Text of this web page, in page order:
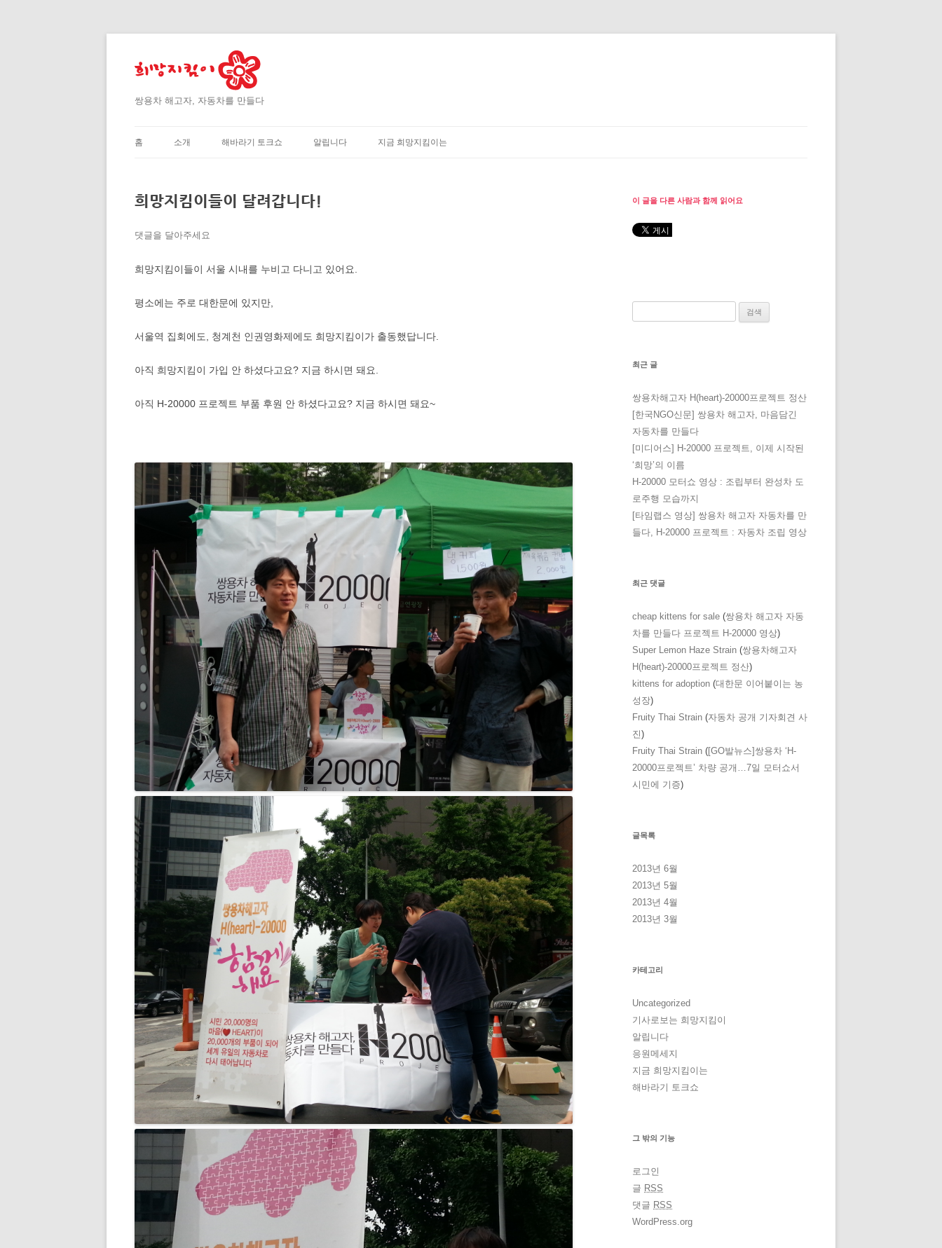
쌍용차 해고자, 자동차를 만들다
홈 소개 해바라기 토크쇼 알립니다 지금 희망지킴이는
희망지킴이들이 달려갑니다!
댓글을 달아주세요
희망지킴이들이 서울 시내를 누비고 다니고 있어요.
평소에는 주로 대한문에 있지만,
서울역 집회에도, 청계천 인권영화제에도 희망지킴이가 출동했답니다.
아직 희망지킴이 가입 안 하셨다고요? 지금 하시면 돼요.
아직 H-20000 프로젝트 부품 후원 안 하셨다고요? 지금 하시면 돼요~
이 글을 다른 사람과 함께 읽어요
최근 글
쌍용차해고자 H(heart)-20000프로젝트 정산
[한국NGO신문] 쌍용차 해고자, 마음담긴
자동차를 만들다
[미디어스] H-20000 프로젝트, 이제 시작된
‘희망’의 이름
H-20000 모터쇼 영상 : 조립부터 완성차 도
로주행 모습까지
[타임랩스 영상] 쌍용차 해고자 자동차를 만
들다, H-20000 프로젝트 : 자동차 조립 영상
최근 댓글
cheap kittens for sale (쌍용차 해고자 자동
차를 만들다 프로젝트 H-20000 영상)
Super Lemon Haze Strain (쌍용차해고자
H(heart)-20000프로젝트 정산)
kittens for adoption (대한문 이어붙이는 농
성장)
Fruity Thai Strain (자동차 공개 기자회견 사
진)
Fruity Thai Strain ([GO발뉴스]쌍용차 ‘H-
20000프로젝트’ 차량 공개…7일 모터쇼서
시민에 기증)
글목록
2013년 6월
2013년 5월
2013년 4월
2013년 3월
카테고리
Uncategorized
기사로보는 희망지킴이
알립니다
응원메세지
지금 희망지킴이는
해바라기 토크쇼
그 밖의 기능
로그인
글 RSS
댓글 RSS
WordPress.org